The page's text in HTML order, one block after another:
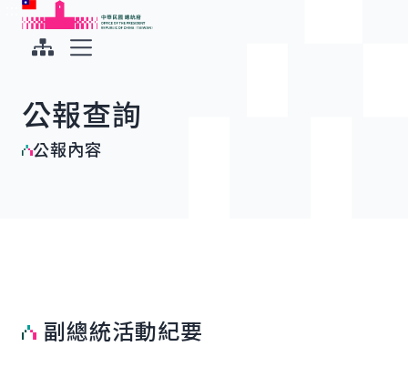
跳到主要內容
中華民國總統府
公報查詢
公報內容
副總統活動紀要